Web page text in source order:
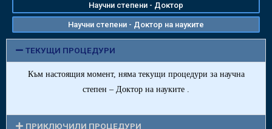
Научни степени - Доктор
Научни степени - Доктор на науките
ТЕКУЩИ ПРОЦЕДУРИ
Към настоящия момент, няма текущи процедури за научна
степен – Доктор на науките .
ПРИКЛЮЧИЛИ ПРОЦЕДУРИ